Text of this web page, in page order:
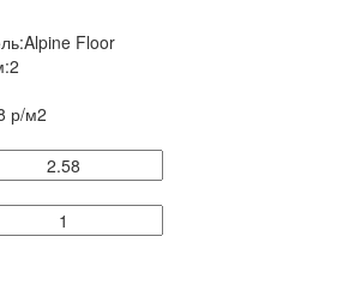
Alpine Floor
2
р/м2